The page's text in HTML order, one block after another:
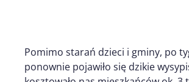
Pomimo starań dzieci i gminy, po
ponownie pojawiło się dzikie